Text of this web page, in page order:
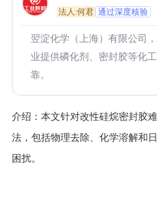
法人:何君 通过深度核验
翌淀化学（上海）有限公司
业提供磷化剂、密封胶等化
靠。
介绍： 本文针对改性硅烷密封胶
法，包括物理去除、化学溶解和
困扰。